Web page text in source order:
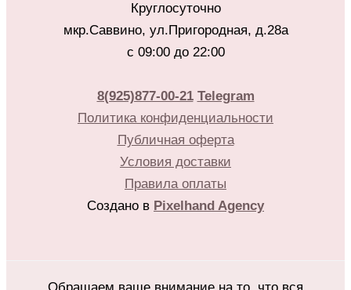
Круглосуточно
мкр.Саввино, ул.Пригородная, д.28а
с 09:00 до 22:00
8(925)877-00-21 Telegram
Политика конфиденциальности
Публичная оферта
Условия доставки
Правила оплаты
Создано в Pixelhand Agency